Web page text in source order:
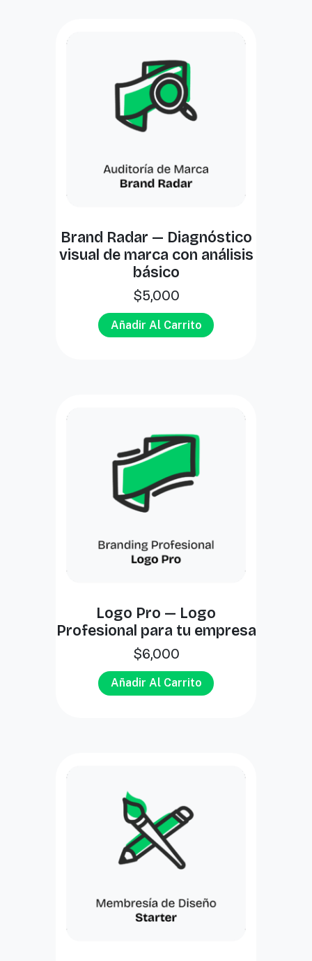
Brand Radar — Diagnóstico
visual de marca con análisis
básico
$5,000
Añadir Al Carrito
Logo Pro — Logo
Profesional para tu empresa
$6,000
Añadir Al Carrito